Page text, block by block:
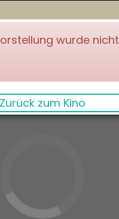
wurde nicht
Zurück zum Kino